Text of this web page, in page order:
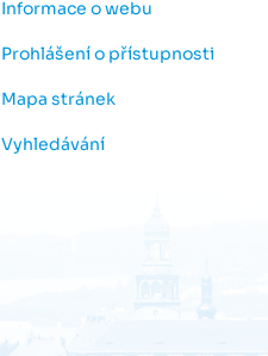
Informace o webu
Prohlášení o přístupnosti
Mapa stránek
Vyhledávání